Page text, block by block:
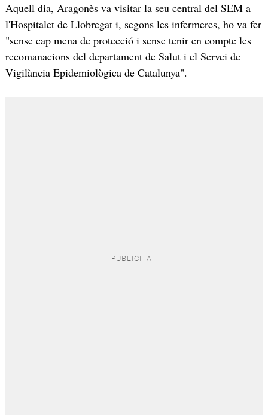
Aquell dia, Aragonès va visitar la seu central del SEM a
l'Hospitalet de Llobregat i, segons les infermeres, ho va fer
"sense cap mena de protecció i sense tenir en compte les
recomanacions del departament de Salut i el Servei de
Vigilància Epidemiològica de Catalunya".